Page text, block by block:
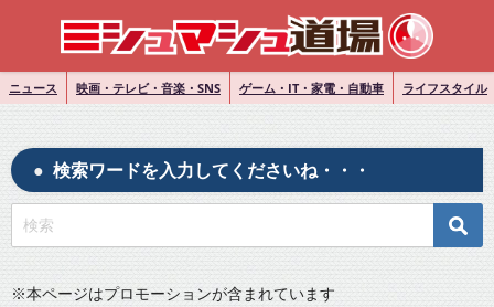
ニュース 映画・テレビ・音楽・SNS ゲーム・IT・家電・自動車 ライフスタイル
検索ワードを入力してくださいね・・・
※本ページはプロモーションが含まれています